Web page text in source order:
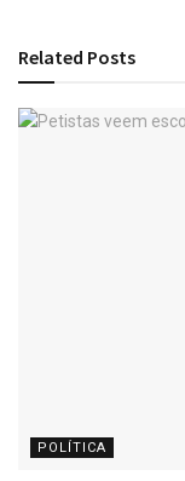
Related Posts
POLÍTICA